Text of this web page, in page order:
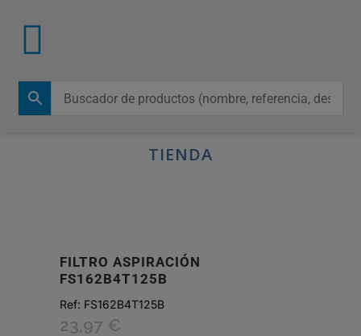
TIENDA
FILTRO ASPIRACIÓN
FS162B4T125B
Ref: FS162B4T125B
23,97 €